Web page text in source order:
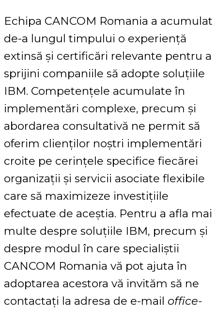
Echipa CANCOM Romania a acumulat
de-a lungul timpului o experiență
extinsă și certificări relevante pentru a
sprijini companiile să adopte soluțiile
IBM. Competențele acumulate în
implementări complexe, precum și
abordarea consultativă ne permit să
oferim clienților noștri implementări
croite pe cerințele specifice fiecărei
organizații și servicii asociate flexibile
care să maximizeze investițiile
efectuate de aceștia. Pentru a afla mai
multe despre soluțiile IBM, precum și
despre modul în care specialiștii
CANCOM Romania vă pot ajuta în
adoptarea acestora vă invităm să ne
contactați la adresa de e-mail office-